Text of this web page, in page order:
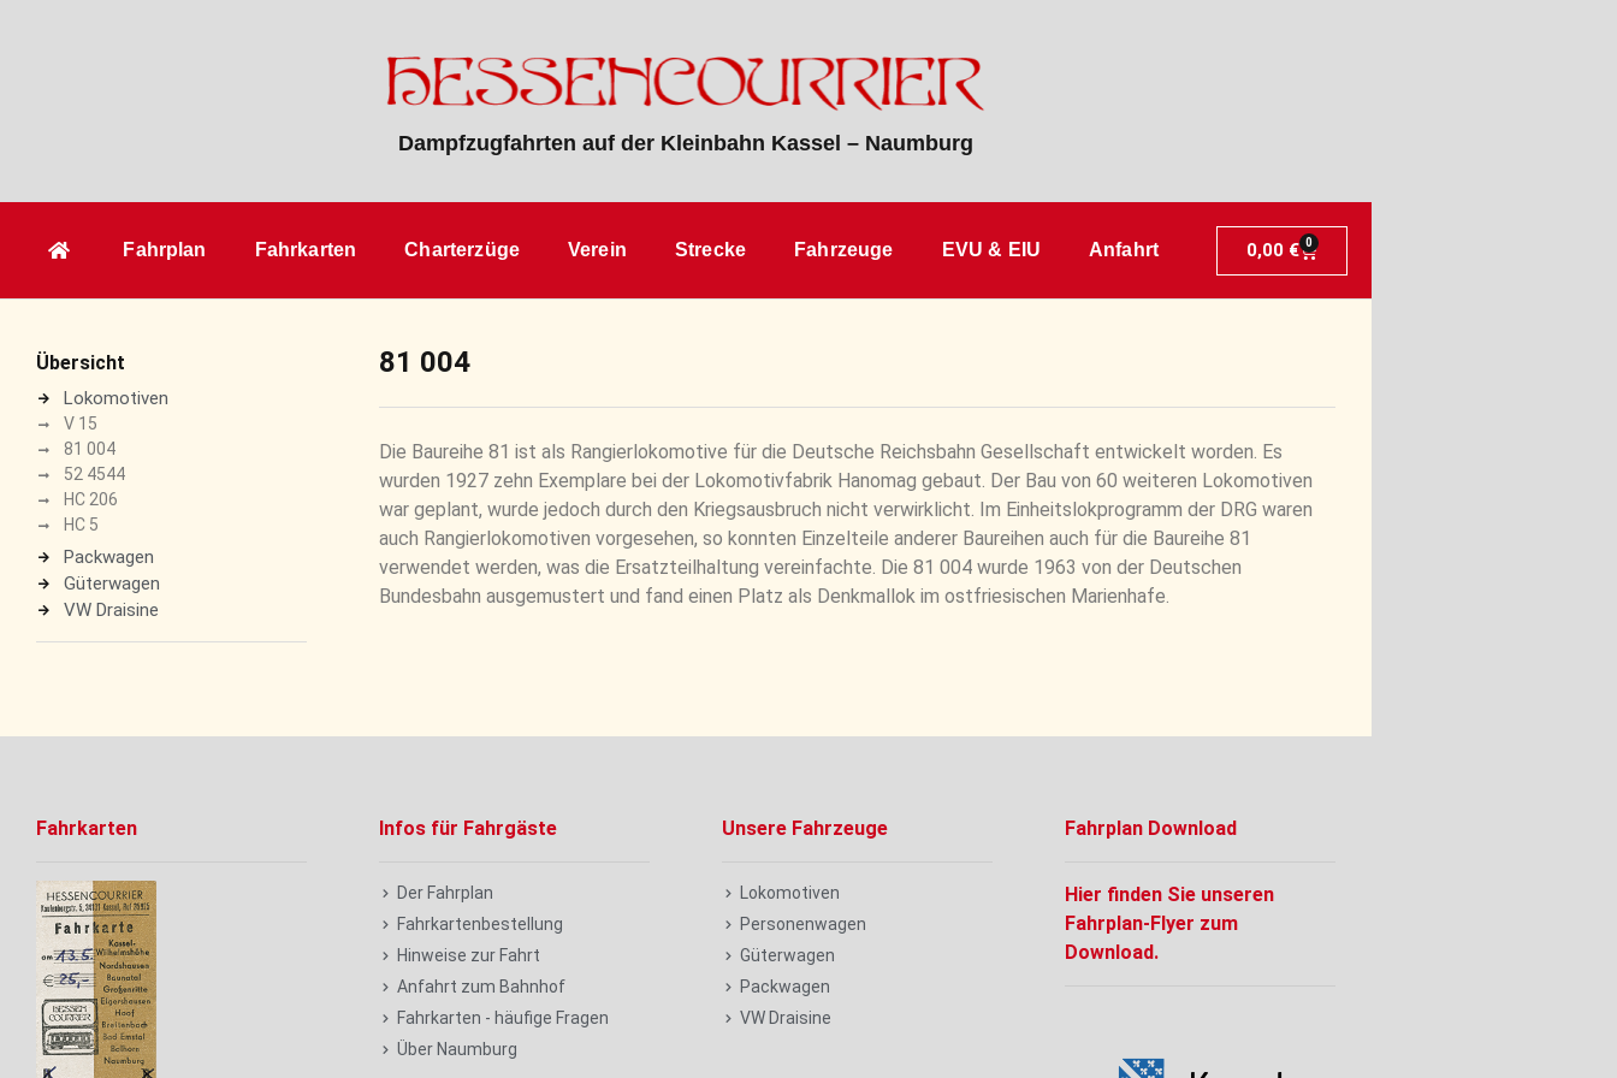
Dampfzugfahrten auf der Kleinbahn Kassel – Naumburg
Fahrplan Fahrkarten Charterzüge Verein Strecke Fahrzeuge EVU & EIU Anfahrt 0,00 € 0
Übersicht
Lokomotiven
V 15
81 004
52 4544
HC 206
HC 5
Packwagen
Güterwagen
VW Draisine
81 004
Die Baureihe 81 ist als Rangierlokomotive für die Deutsche Reichsbahn Gesellschaft entwickelt worden. Es
wurden 1927 zehn Exemplare bei der Lokomotivfabrik Hanomag gebaut. Der Bau von 60 weiteren Lokomotiven
war geplant, wurde jedoch durch den Kriegsausbruch nicht verwirklicht. Im Einheitslokprogramm der DRG waren
auch Rangierlokomotiven vorgesehen, so konnten Einzelteile anderer Baureihen auch für die Baureihe 81
verwendet werden, was die Ersatzteilhaltung vereinfachte. Die 81 004 wurde 1963 von der Deutschen
Bundesbahn ausgemustert und fand einen Platz als Denkmallok im ostfriesischen Marienhafe.
Fahrkarten Infos für Fahrgäste
Der Fahrplan
Fahrkartenbestellung
Hinweise zur Fahrt
Anfahrt zum Bahnhof
Fahrkarten - häufige Fragen
Über Naumburg
Unsere Fahrzeuge
Lokomotiven
Personenwagen
Güterwagen
Packwagen
VW Draisine
Fahrplan Download
Hier finden Sie unseren
Fahrplan-Flyer zum
Download.